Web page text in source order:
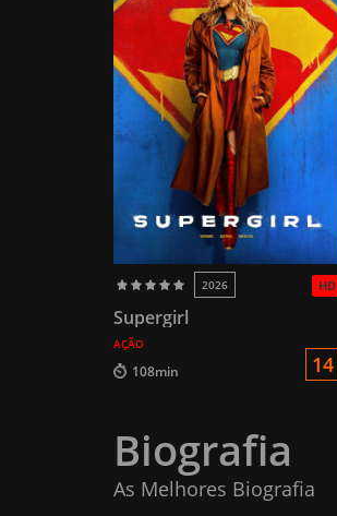
HD
2026
Supergirl
AÇÃO
108min 14
Biografia
As Melhores Biografia